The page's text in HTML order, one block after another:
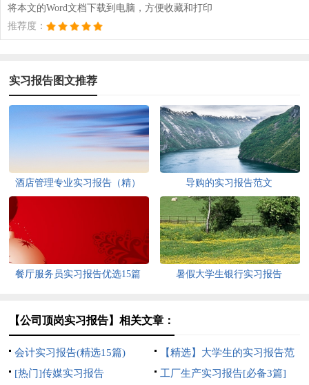
将本文的Word文档下载到电脑，方便收藏和打印
推荐度：
实习报告图文推荐
酒店管理专业实习报告（精） 导购的实习报告范文
餐厅服务员实习报告优选15篇 暑假大学生银行实习报告
【公司顶岗实习报告】相关文章：
会计实习报告(精选15篇)
【精选】大学生的实习报告范
文八篇
[热门]传媒实习报告 工厂生产实习报告[必备3篇]